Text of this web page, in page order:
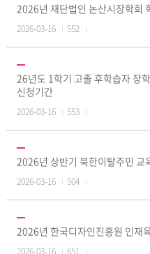
2026년 재단법인 논산시장학회
2026-03-16 552
26년도 1학기 고졸 후학습자 장
신청기간
2026-03-16 553
2026년 상반기 북한이탈주민 교
2026-03-16 504
2026년 한국디자인진흥원 인재
2026-03-16 651